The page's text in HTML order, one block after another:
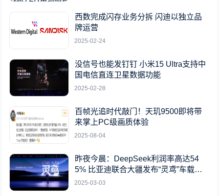
西数完成闪存业务分拆 闪迪以独立品
牌运营
2025-02-24
没信号也能发钉钉 小米15 Ultra支持中
国电信直连卫星数据功能
2025-02-28
百帧光追时代敲门！天玑9500即将带
来掌上PC级画质体验
2025-08-04
昨夜今晨：DeepSeek利润率高达54
5% 比亚迪联合大疆发布“灵鸢”车载无
人机系统
2025-03-03